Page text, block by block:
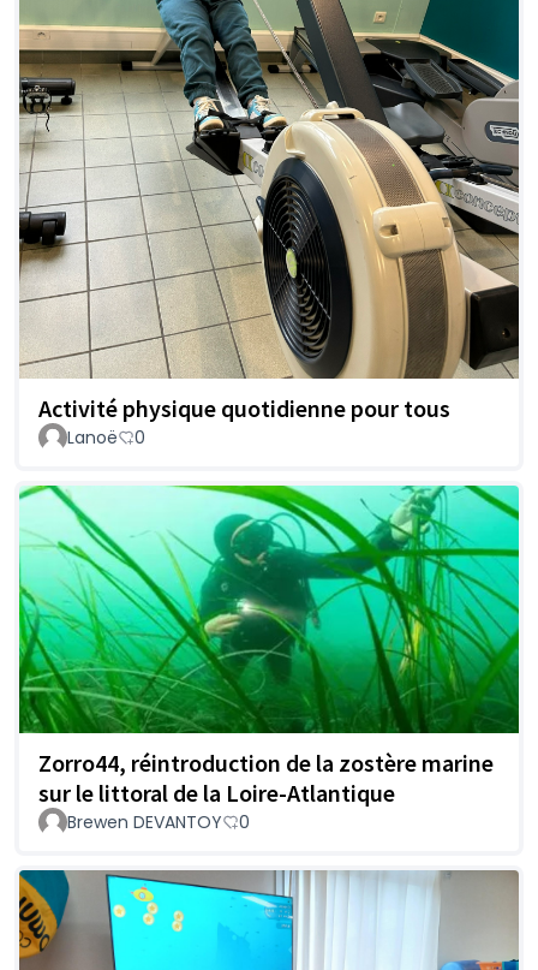
Activité physique quotidienne pour tous
Lanoë 0
Zorro44, réintroduction de la zostère marine
sur le littoral de la Loire-Atlantique
Brewen DEVANTOY 0